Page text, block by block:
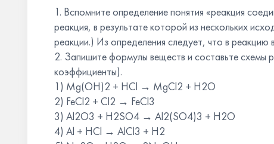
1. Вспомните определение понятия «реакция
реакция, в результате которой из нескольких
реакции.) Из определения следует, что в реакцию
2. Запишите формулы веществ и составьте схемы
коэффициенты).
1) Mg(OH)2 + HCl → MgCl2 + H2O
2) FeCl2 + Cl2 → FeCl3
3) Al2O3 + H2SO4 → Al2(SO4)3 + H2O
4) Al + HCl → AlCl3 + H2